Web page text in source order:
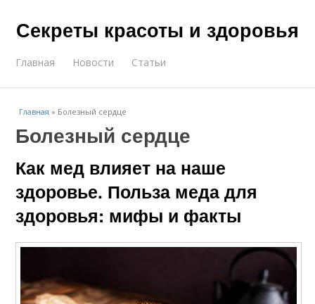
Секреты красоты и здоровья
Главная Новости Статьи
Главная » Болезный сердце
Болезный сердце
Как мед влияет на наше
здоровье. Польза меда для
здоровья: мифы и факты